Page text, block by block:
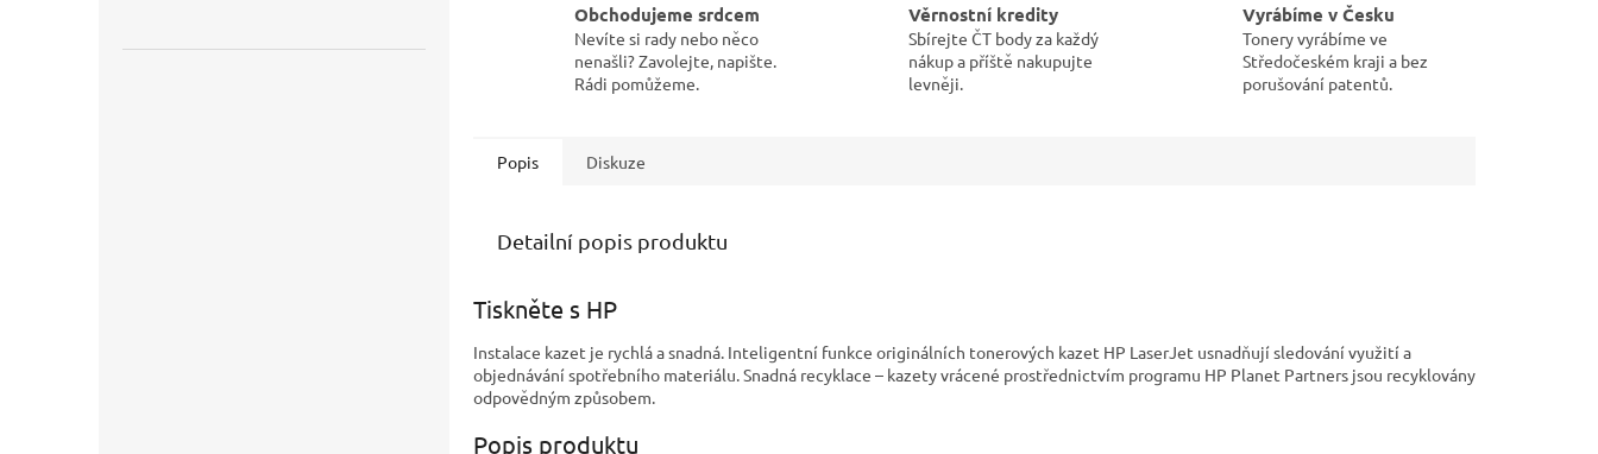
Obchodujeme srdcem
Nevíte si rady nebo něco
nenašli? Zavolejte, napište.
Rádi pomůžeme.
Věrnostní kredity
Sbírejte ČT body za každý
nákup a příště nakupujte
levněji.
Vyrábíme v Česku
Tonery vyrábíme ve
Středočeském kraji a bez
porušování patentů.
Popis Diskuze
Detailní popis produktu
Tiskněte s HP
Instalace kazet je rychlá a snadná. Inteligentní funkce originálních tonerových kazet HP LaserJet usnadňují sledování využití a
objednávání spotřebního materiálu. Snadná recyklace – kazety vrácené prostřednictvím programu HP Planet Partners jsou recyklovány
odpovědným způsobem.
Popis produktu